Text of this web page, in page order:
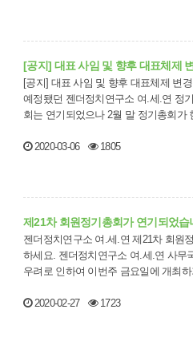
[공지] 대표 사임 및 향후 대표체제
[공지] 대표 사임 및 향후 대표체제 변
예정됐던 젠더정치연구소 여.세.연 정
회는 연기되었으나 2월 말 정기총회가
2020-03-06
1805
제21차 회원정기총회가 연기되었습
젠더정치연구소 여.세.연 제21차 회원정
하세요. 젠더정치연구소 여.세.연 사무
우려로 인하여 이번주 금요일에 개최
2020-02-27
1723